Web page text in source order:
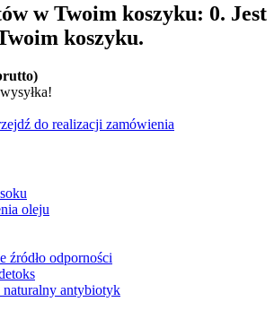
w Twoim koszyku: 0. Jest
koszyku.
do realizacji zamówienia
oleju
źródło odporności
naturalny antybiotyk